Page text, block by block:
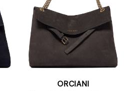
ORCIANI